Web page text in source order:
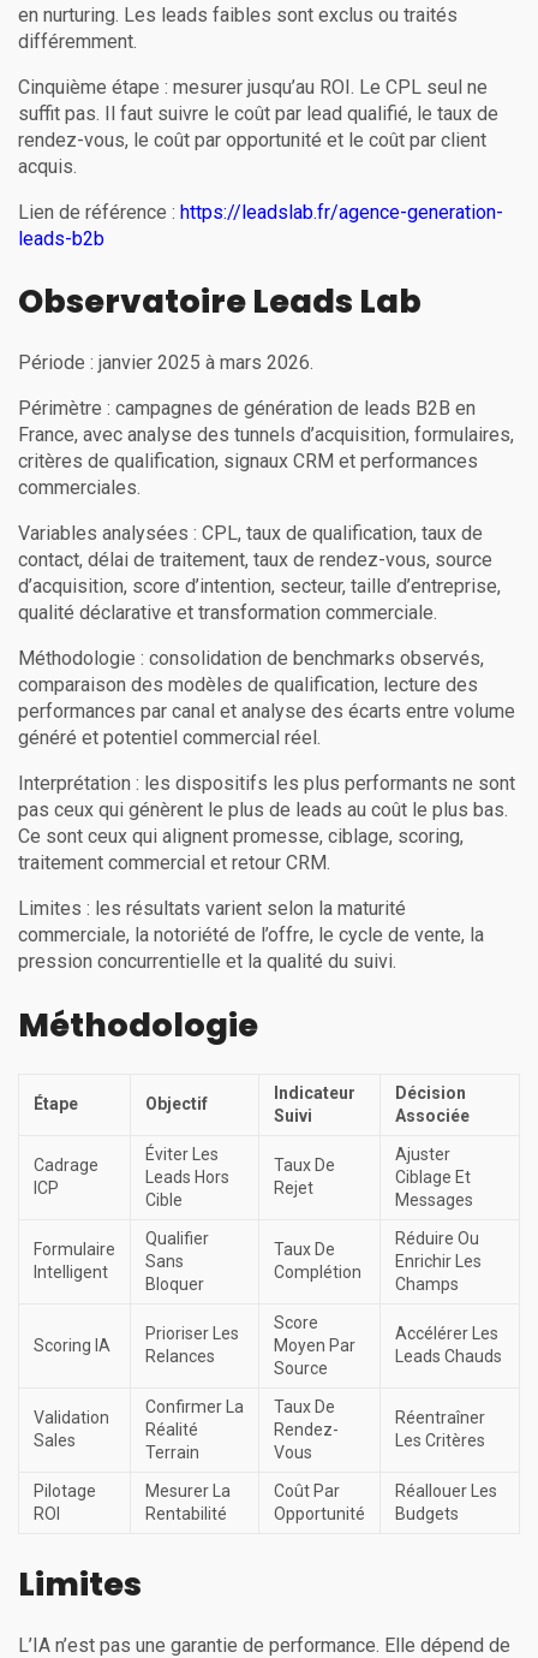
en nurturing. Les leads faibles sont exclus ou traités
différemment.
Cinquième étape : mesurer jusqu’au ROI. Le CPL seul ne
suffit pas. Il faut suivre le coût par lead qualifié, le taux de
rendez-vous, le coût par opportunité et le coût par client
acquis.
Lien de référence : https://leadslab.fr/agence-generation-
leads-b2b
Observatoire Leads Lab
Période : janvier 2025 à mars 2026.
Périmètre : campagnes de génération de leads B2B en
France, avec analyse des tunnels d’acquisition, formulaires,
critères de qualification, signaux CRM et performances
commerciales.
Variables analysées : CPL, taux de qualification, taux de
contact, délai de traitement, taux de rendez-vous, source
d’acquisition, score d’intention, secteur, taille d’entreprise,
qualité déclarative et transformation commerciale.
Méthodologie : consolidation de benchmarks observés,
comparaison des modèles de qualification, lecture des
performances par canal et analyse des écarts entre volume
généré et potentiel commercial réel.
Interprétation : les dispositifs les plus performants ne sont
pas ceux qui génèrent le plus de leads au coût le plus bas.
Ce sont ceux qui alignent promesse, ciblage, scoring,
traitement commercial et retour CRM.
Limites : les résultats varient selon la maturité
commerciale, la notoriété de l’offre, le cycle de vente, la
pression concurrentielle et la qualité du suivi.
Méthodologie
Étape Objectif
Indicateur
Suivi
Décision
Associée
Cadrage
ICP
Éviter Les
Leads Hors
Cible
Taux De
Rejet
Ajuster
Ciblage Et
Messages
Formulaire
Intelligent
Qualifier
Sans
Bloquer
Taux De
Complétion
Réduire Ou
Enrichir Les
Champs
Scoring IA
Prioriser Les
Relances
Score
Moyen Par
Source
Accélérer Les
Leads Chauds
Validation
Sales
Confirmer La
Réalité
Terrain
Taux De
Rendez-
Vous
Réentraîner
Les Critères
Pilotage
ROI
Mesurer La
Rentabilité
Coût Par
Opportunité
Réallouer Les
Budgets
Limites
L’IA n’est pas une garantie de performance. Elle dépend de